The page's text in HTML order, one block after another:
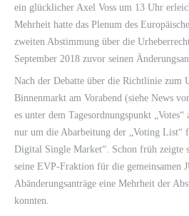
ein glücklicher Axel Voss um 13 Uhr
Mehrheit hatte das Plenum des
zweiten Abstimmung über die
September 2018 zuvor seinen
Nach der Debatte über die Richtlinie zum
Binnenmarkt am Vorabend (siehe News
es unter dem Tagesordnungspunkt
nur um die Abarbeitung der „Voting List“
Digital Single Market“. Schon früh zeigte
seine EVP-Fraktion für die gemeinsamen
Abänderungsanträge eine Mehrheit der
konnten.